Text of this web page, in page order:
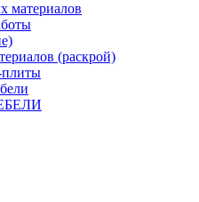
материалов
(раскрой)
плиты